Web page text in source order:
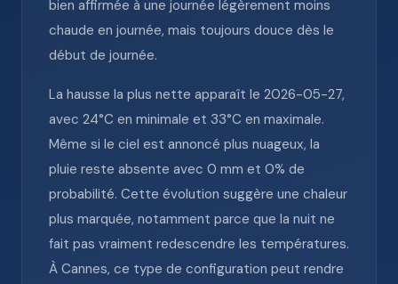
bien affirmée à une journée légèrement moins
chaude en journée, mais toujours douce dès le
début de journée.
La hausse la plus nette apparaît le 2026-05-27,
avec 24°C en minimale et 33°C en maximale.
Même si le ciel est annoncé plus nuageux, la
pluie reste absente avec 0 mm et 0% de
probabilité. Cette évolution suggère une chaleur
plus marquée, notamment parce que la nuit ne
fait pas vraiment redescendre les températures.
À Cannes, ce type de configuration peut rendre